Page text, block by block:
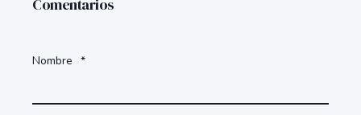
Comentarios
Nombre *